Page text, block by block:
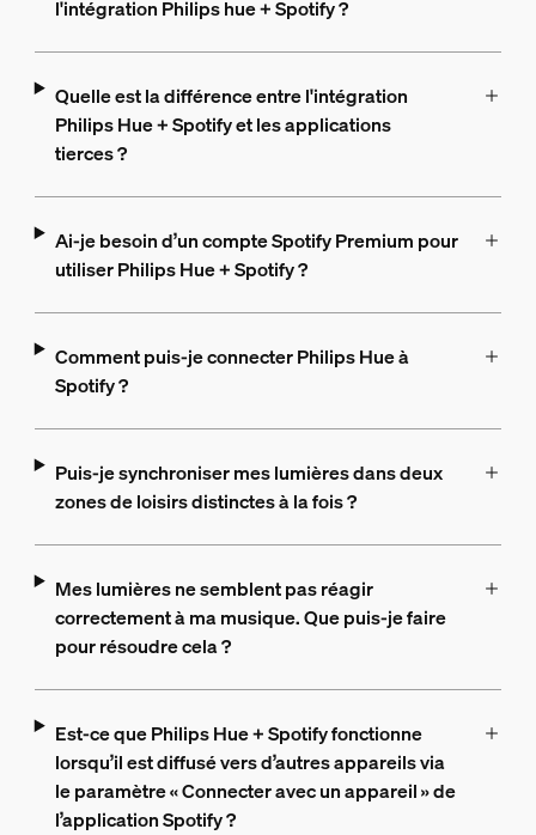
l'intégration Philips hue + Spotify ?
Quelle est la différence entre l'intégration
Philips Hue + Spotify et les applications
tierces ?
Ai-je besoin d’un compte Spotify Premium pour
utiliser Philips Hue + Spotify ?
Comment puis-je connecter Philips Hue à
Spotify ?
Puis-je synchroniser mes lumières dans deux
zones de loisirs distinctes à la fois ?
Mes lumières ne semblent pas réagir
correctement à ma musique. Que puis-je faire
pour résoudre cela ?
Est-ce que Philips Hue + Spotify fonctionne
lorsqu’il est diffusé vers d’autres appareils via
le paramètre « Connecter avec un appareil » de
l’application Spotify ?